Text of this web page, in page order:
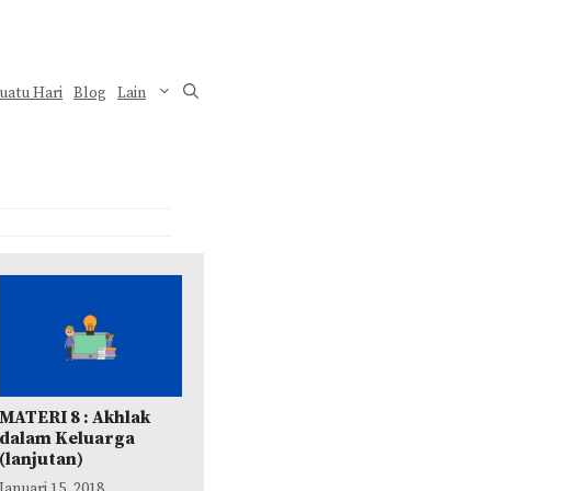
Hari Blog Lain
MATERI 8 : Akhlak
dalam Keluarga
(lanjutan)